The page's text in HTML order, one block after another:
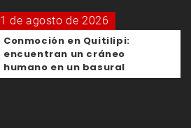
1 de agosto de 2026
Conmoción en Quitilipi:
encuentran un cráneo
humano en un basural